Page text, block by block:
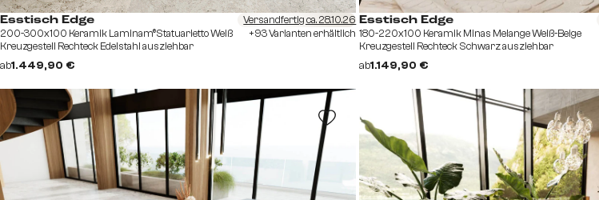
Esstisch Edge
200-300x100 Keramik Laminam®Statuarietto Weiß
Kreuzgestell Rechteck Edelstahl ausziehbar
ab1.449,90 €
Versandfertig ca. 28.10.26
+93 Varianten erhältlich
Esstisch Edge
180-220x100 Keramik Minas Melange Weiß-Beige
Kreuzgestell Rechteck Schwarz ausziehbar
ab1.149,90 €